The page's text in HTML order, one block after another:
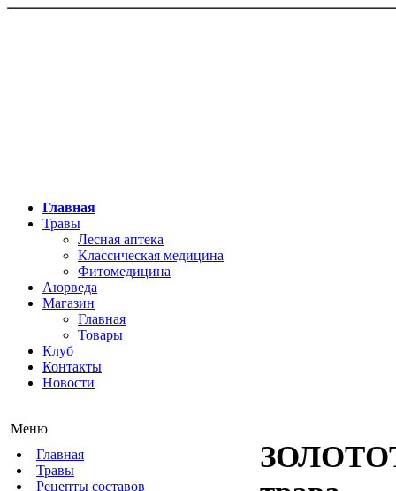
Главная
Травы
Лесная аптека
Классическая медицина
Фитомедицина
Аюрведа
Магазин
Главная
Товары
Клуб
Контакты
Новости
Меню
Главная
Травы
Рецепты составов